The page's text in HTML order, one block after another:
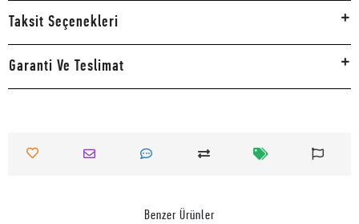
Taksit Seçenekleri
Garanti Ve Teslimat
Benzer Ürünler